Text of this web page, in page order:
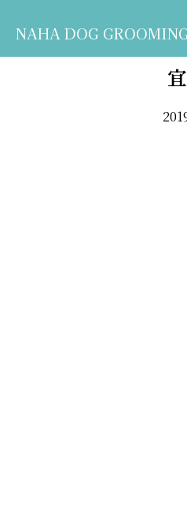
NAHA DOG